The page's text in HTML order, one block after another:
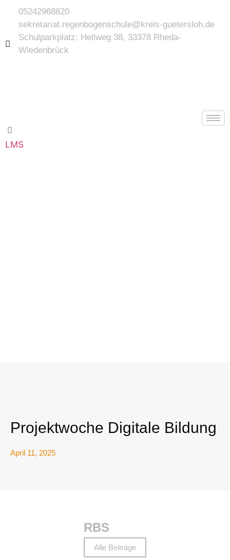
05242968820
sekretariat.regenbogenschule@kreis-guetersloh.de
Schulparkplatz: Hellweg 38, 33378 Rheda-
Wiedenbrück
LMS
Projektwoche Digitale Bildung
April 11, 2025
RBS
Alle Beiträge